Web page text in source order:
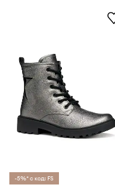
-5%* с код: FS